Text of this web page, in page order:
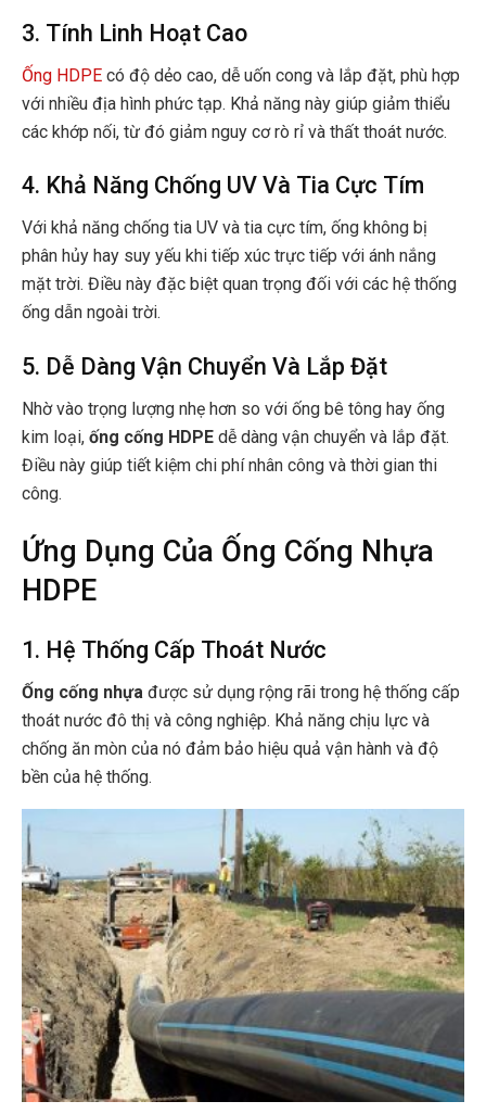
3. Tính Linh Hoạt Cao
Ống HDPE có độ dẻo cao, dễ uốn cong và lắp đặt, phù hợp
với nhiều địa hình phức tạp. Khả năng này giúp giảm thiểu
các khớp nối, từ đó giảm nguy cơ rò rỉ và thất thoát nước.
4. Khả Năng Chống UV Và Tia Cực Tím
Với khả năng chống tia UV và tia cực tím, ống không bị
phân hủy hay suy yếu khi tiếp xúc trực tiếp với ánh nắng
mặt trời. Điều này đặc biệt quan trọng đối với các hệ thống
ống dẫn ngoài trời.
5. Dễ Dàng Vận Chuyển Và Lắp Đặt
Nhờ vào trọng lượng nhẹ hơn so với ống bê tông hay ống
kim loại, ống cống HDPE dễ dàng vận chuyển và lắp đặt.
Điều này giúp tiết kiệm chi phí nhân công và thời gian thi
công.
Ứng Dụng Của Ống Cống Nhựa
HDPE
1. Hệ Thống Cấp Thoát Nước
Ống cống nhựa được sử dụng rộng rãi trong hệ thống cấp
thoát nước đô thị và công nghiệp. Khả năng chịu lực và
chống ăn mòn của nó đảm bảo hiệu quả vận hành và độ
bền của hệ thống.